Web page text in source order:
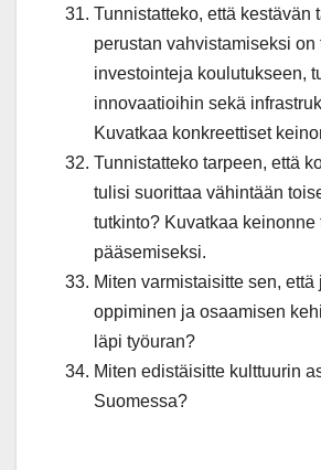
Tunnistatteko, että kestävän
perustan vahvistamiseksi on
investointeja koulutukseen,
innovaatioihin sekä
Kuvatkaa konkreettiset
Tunnistatteko tarpeen, että
tulisi suorittaa vähintään
tutkinto? Kuvatkaa keinonne
pääsemiseksi.
Miten varmistaisitte sen, että
oppiminen ja osaamisen
läpi työuran?
Miten edistäisitte kulttuurin
Suomessa?